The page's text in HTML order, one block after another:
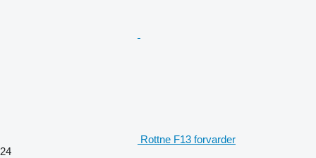
Rottne F13 forvarder
24